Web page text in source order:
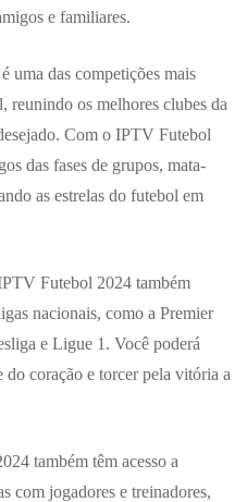
e familiares.
uma das competições mais
reunindo os melhores clubes da
Com o IPTV Futebol
das fases de grupos, mata-
as estrelas do futebol em
Futebol 2024 também
nacionais, como a Premier
e Ligue 1. Você poderá
do coração e torcer pela vitória a
também têm acesso a
com jogadores e treinadores,